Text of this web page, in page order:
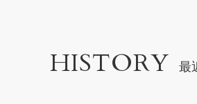
HISTORY